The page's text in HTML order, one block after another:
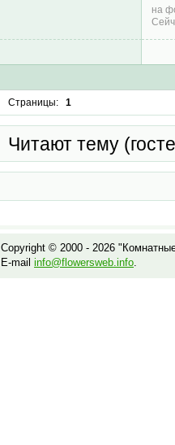
на
Страницы: 1
Читают тему
Copyright © 2000 - 2026
E-mail info@flowersweb.info.